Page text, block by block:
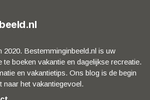
2020. Bestemminginbeeld.nl is uw
te boeken vakantie en dagelijkse recreatie.
en vakantietips. Ons blog is de begin
naar het vakantiegevoel.